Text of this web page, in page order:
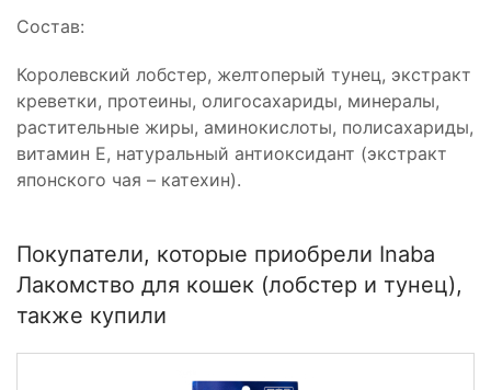
Состав:
Королевский лобстер, желтоперый тунец, экстракт
креветки, протеины, олигосахариды, минералы,
растительные жиры, аминокислоты, полисахариды,
витамин Е, натуральный антиоксидант (экстракт
японского чая – катехин).
Покупатели, которые приобрели Inaba
Лакомство для кошек (лобстер и тунец),
также купили